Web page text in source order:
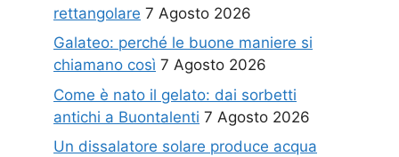
rettangolare 7 Agosto 2026
Galateo: perché le buone maniere si
chiamano così 7 Agosto 2026
Come è nato il gelato: dai sorbetti
antichi a Buontalenti 7 Agosto 2026
Un dissalatore solare produce acqua